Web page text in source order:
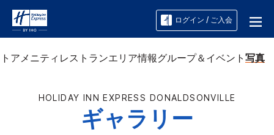
ログイン / ご入会
アメニティ レストランエリア情報グループ＆イベント 写真
HOLIDAY INN EXPRESS DONALDSONVILLE
ギャラリー